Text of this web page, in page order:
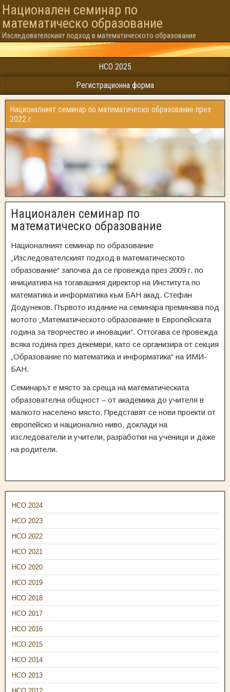
Национален семинар по
математическо образованиe
Изследователският подход в математическото образование
НСО 2025
Регистрационна форма
Националният семинар по математическо образование през
2022 г.
Национален семинар по
математическо образование
Националният семинар по образование
„Изследователският подход в математическото
образование“ започва да се провежда през 2009 г. по
инициатива на тогавашния директор на Института по
математика и информатика към БАН акад. Стефан
Додунеков. Първото издание на семинара преминава под
мотото „Математическото образование в Европейската
година за творчество и иновации“. Оттогава се провежда
всяка година през декември, като се организира от секция
„Образование по математика и информатика“ на ИМИ-
БАН.
Семинарът е място за среща на математическата
образователна общност – от академика до учителя в
малкото населено място. Представят се нови проекти от
европейско и национално ниво, доклади на
изследователи и учители, разработки на ученици и даже
на родители.
НСО 2024
НСО 2023
НСО 2022
НСО 2021
НСО 2020
НСО 2019
НСО 2018
НСО 2017
НСО 2016
НСО 2015
НСО 2014
НСО 2013